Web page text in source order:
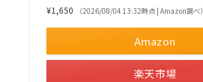
¥1,650
（2026/08/04 13:32時点 | Amazon調べ）
Amazon
楽天市場